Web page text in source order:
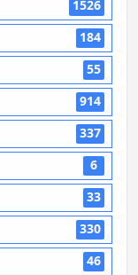
1526
184
55
914
337
6
33
330
46